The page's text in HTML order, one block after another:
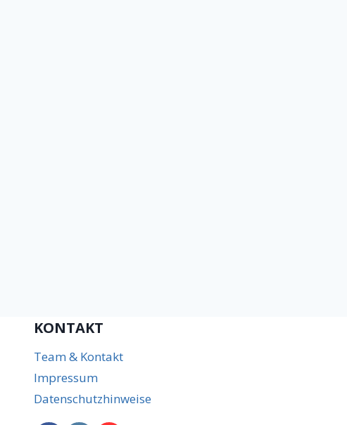
KONTAKT
Team & Kontakt
Impressum
Datenschutzhinweise